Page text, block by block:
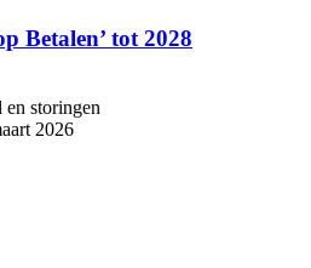
Betalen’ tot 2028
en storingen
2026